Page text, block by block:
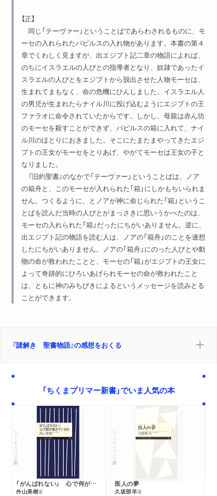
【正】
同じ「テーヴァー」ということばであらわされるものに、モ
ーセの入れられたパピルスの入れ物があります。本書の第４
章でくわしく見ますが、出エジプト記二章の物語によれば、
のちにイスラエルの人びとの指導者となり、奴隷であったイ
スラエルの人びとをエジプトから脱出させた人物モーセは、
生まれてまもなく、命の危機にひんしました。イスラエル人
の男児が生まれたらナイル川に投げ込むようにエジプトの王
ファラオに命令されていたからです。しかし、母親は赤ん坊
のモーセを殺すことができず、パピルスの箱に入れて、ナイ
ル川のほとりにおきました。そこにたまたまやってきたエジ
プトの王女がモーセをとりあげ、やがてモーセは王女の子と
なりました。
『旧約聖書』のなかで「テーヴァー」ということばは、ノア
の箱舟と、このモーセが入れられた「箱」にしかもちいられま
せん。つくるように、とノアが神に命じられた「箱」というこ
とばを読んだ当時の人びとがまっさきに思いうかべたのは、
モーセの入れられた「箱」だったにちがいありません。逆に、
出エジプト記の物語を読む人は、ノアの「箱舟」のことを連想
したにちがいありません。ノアの「箱舟」にのった人びとや動
物の命が救われたことと、モーセの「箱」がエジプトの王女に
よって奇跡的にひろいあげられモーセの命が救われたこと
は、ともに神のみちびきによるというメッセージを読みとる
ことができます。
『謎解き 聖書物語』の感想をおくる
「ちくまプリマー新書」でいま人気の本
ちくまプリマー新書
「がんばれない」 心で何が起きているか
外山美樹著
ちくまプリマー新書
医人の夢
久坂部羊著